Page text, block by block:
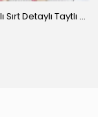
Çilek Nakışlı Sırt Detaylı Taytlı Takım